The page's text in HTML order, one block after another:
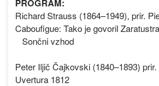
PROGRAM:
Richard Strauss (1864–1949), prir.
Caboufigue: Tako je govoril
Sončni vzhod
Peter Iljič Čajkovski (1840–1893)
Uvertura 1812